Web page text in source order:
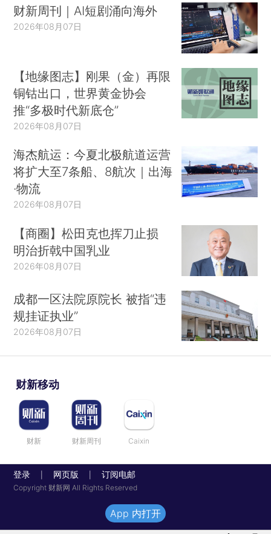
财新周刊｜AI短剧涌向海外
2026年08月07日
【地缘图志】刚果（金）再限
铜钴出口，世界黄金协会
推“多极时代新底仓”
2026年08月07日
海杰航运：今夏北极航道运营
将扩大至7条船、8航次｜出海
·物流
2026年08月07日
【商圈】松田克也挥刀止损
明治折戟中国乳业
2026年08月07日
成都一区法院原院长 被指“违
规挂证执业”
2026年08月07日
财新移动
财新 财新周刊 Caixin
登录 网页版 订阅电邮
Copyright 财新网 All Rights Reserved
App 内打开